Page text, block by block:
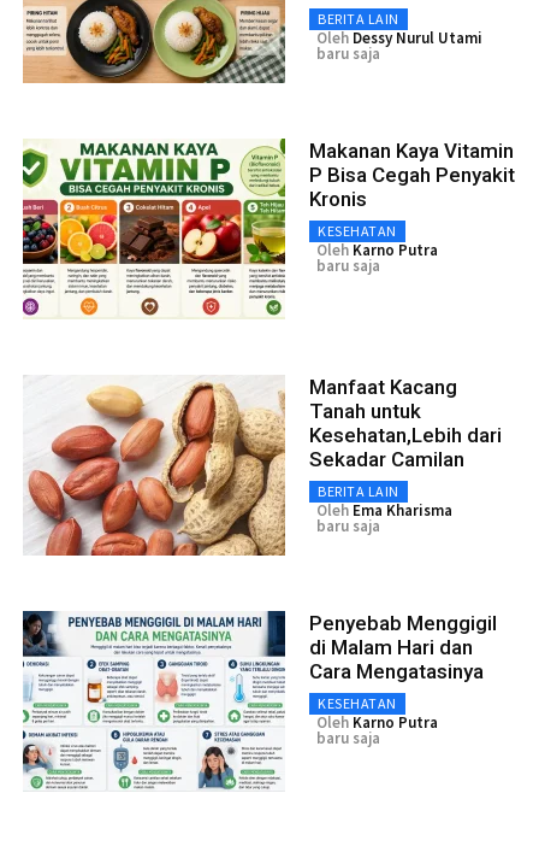
BERITA LAIN
Oleh Dessy Nurul Utami
baru saja
Makanan Kaya Vitamin
P Bisa Cegah Penyakit
Kronis
KESEHATAN
Oleh Karno Putra
baru saja
Manfaat Kacang
Tanah untuk
Kesehatan,Lebih dari
Sekadar Camilan
BERITA LAIN
Oleh Ema Kharisma
baru saja
Penyebab Menggigil
di Malam Hari dan
Cara Mengatasinya
KESEHATAN
Oleh Karno Putra
baru saja